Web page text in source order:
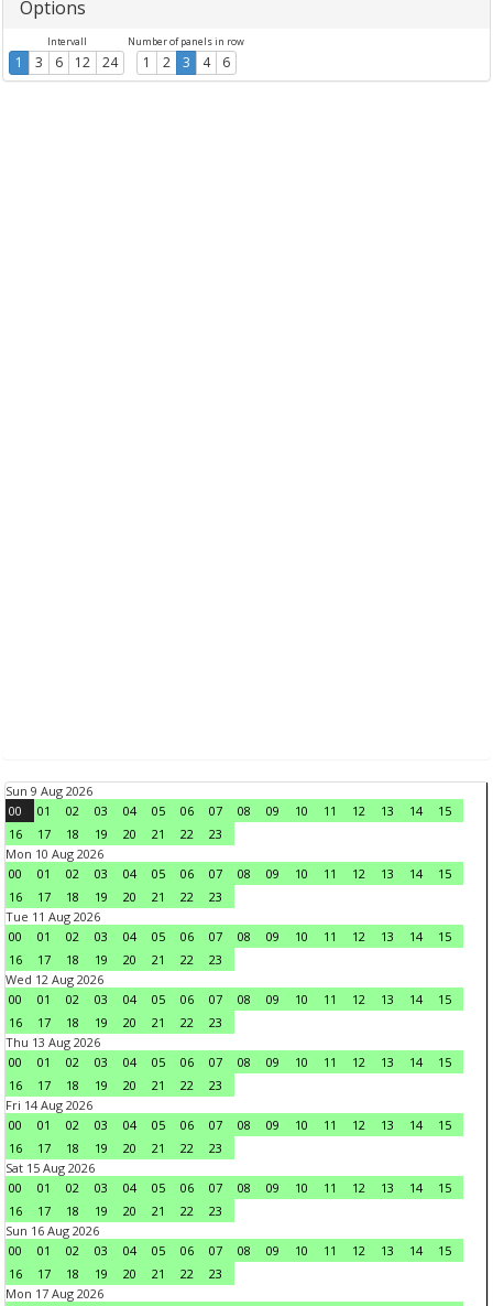
Options
Intervall
1 3 6 12 24
Number of panels in row
1 2 3 4 6
Sun 9 Aug 2026
00
01 02 03 04 05 06 07 08 09 10 11 12 13 14
15
16
17 18 19 20 21 22
23
Mon 10 Aug 2026
00
01 02 03 04 05 06 07 08 09 10 11 12 13 14
15
16
17 18 19 20 21 22
23
Tue 11 Aug 2026
00
01 02 03 04 05 06 07 08 09 10 11 12 13 14
15
16
17 18 19 20 21 22
23
Wed 12 Aug 2026
00
01 02 03 04 05 06 07 08 09 10 11 12 13 14
15
16
17 18 19 20 21 22
23
Thu 13 Aug 2026
00
01 02 03 04 05 06 07 08 09 10 11 12 13 14
15
16
17 18 19 20 21 22
23
Fri 14 Aug 2026
00
01 02 03 04 05 06 07 08 09 10 11 12 13 14
15
16
17 18 19 20 21 22
23
Sat 15 Aug 2026
00
01 02 03 04 05 06 07 08 09 10 11 12 13 14
15
16
17 18 19 20 21 22
23
Sun 16 Aug 2026
00
01 02 03 04 05 06 07 08 09 10 11 12 13 14
15
16
17 18 19 20 21 22
23
Mon 17 Aug 2026